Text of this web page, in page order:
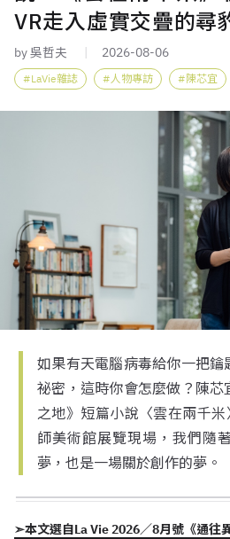
VR走入虛實交疊的尋
by 吳哲夫 2026-08-06
LaVie雜誌 人物專訪 陳芯宜
如果有天電腦病毒給你一把
祕密，這時你會怎麼做？陳
之地》短篇小說〈雲在兩千
師美術館展覽現場，我們隨
夢，也是一場關於創作的夢。
➣本文選自La Vie 2026／8月號《通往